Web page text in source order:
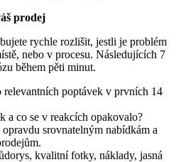
prodej
rychle rozlišit, jestli je problém
nebo v procesu. Následujících 7
během pěti minut.
relevantních poptávek v prvních 14
a co se v reakcích opakovalo?
srovnatelným nabídkám a
kvalitní fotky, náklady, jasná